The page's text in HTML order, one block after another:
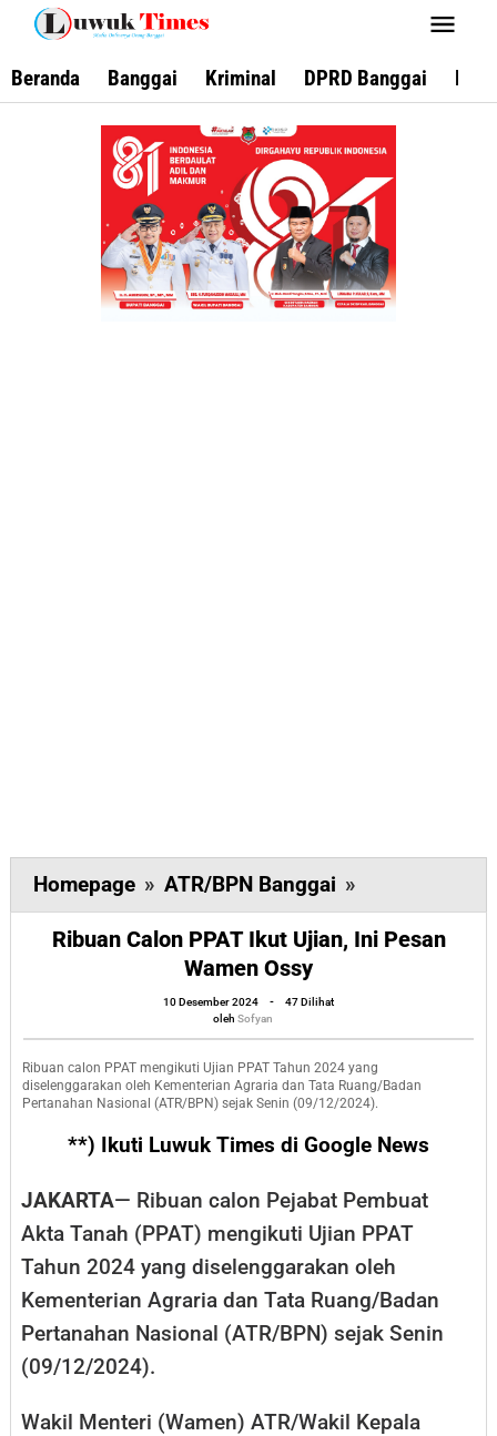
Lewati
konten
Beranda Banggai Kriminal DPRD Banggai
Homepage » ATR/BPN Banggai »
Calon
PPAT
Ini
Pesan
Wamen
Ossy
Ribuan Calon PPAT Ikut Ujian, Ini Pesan
Wamen Ossy
10 Desember 2024
oleh
Sofyan
-
47 Dilihat
oleh Sofyan
Ribuan calon PPAT mengikuti Ujian PPAT Tahun 2024 yang
diselenggarakan oleh Kementerian Agraria dan Tata Ruang/Badan
Pertanahan Nasional (ATR/BPN) sejak Senin (09/12/2024).
**) Ikuti Luwuk Times di Google News
JAKARTA— Ribuan calon Pejabat Pembuat
Akta Tanah (PPAT) mengikuti Ujian PPAT
Tahun 2024 yang diselenggarakan oleh
Kementerian Agraria dan Tata Ruang/Badan
Pertanahan Nasional (ATR/BPN) sejak Senin
(09/12/2024).
Wakil Menteri (Wamen) ATR/Wakil Kepala